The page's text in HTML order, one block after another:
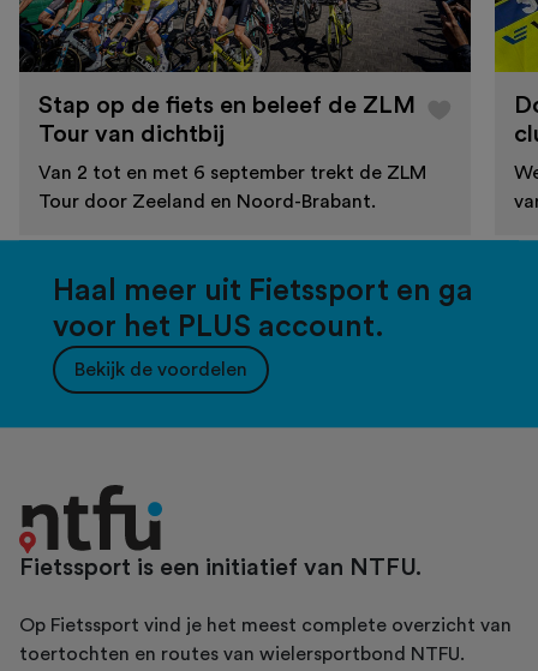
Stap op de fiets en beleef de ZLM
Tour van dichtbij
Van 2 tot en met 6 september trekt de ZLM
Tour door Zeeland en Noord-Brabant.
Haal meer uit Fietssport en ga
voor het PLUS account.
Bekijk de voordelen
Fietssport is een initiatief van NTFU.
Op Fietssport vind je het meest complete overzicht van
toertochten en routes van wielersportbond NTFU.